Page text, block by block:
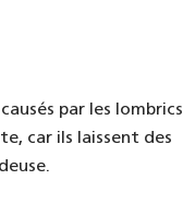
par les lombrics
car ils laissent des